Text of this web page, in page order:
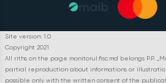
Site version: 1.0
Copyright 2021
All riths on the page monitorul.fisc.md belongs P.P.
partial reproduction about informations or
possible only with the written consent of the